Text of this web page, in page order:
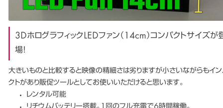
3DホログラフィックLEDファン（14cm）コンパクトサイズが
場！
大きいものと比較すると映像の精細さは劣りますが小さいながらもイ
クトがあり販促ツールとしてお使いいただけると思います。
レンタル可能
リチウムバッテリー搭載。1回のフル充電で6時間稼働。